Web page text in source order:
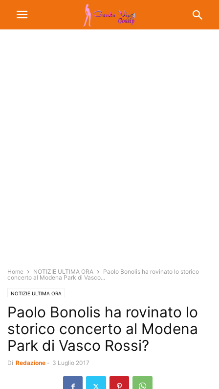
Home NOTIZIE ULTIMA ORA
Paolo Bonolis ha rovinato lo storico
concerto al Modena Park di Vasco...
NOTIZIE ULTIMA ORA
Paolo Bonolis ha rovinato lo
storico concerto al Modena
Park di Vasco Rossi?
Di Redazione - 3 Luglio 2017